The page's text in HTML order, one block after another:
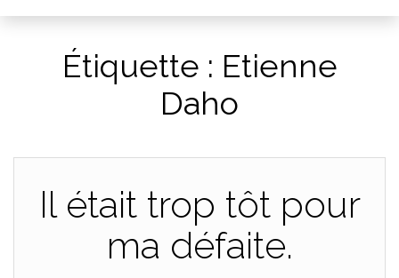
Étiquette : Etienne
Daho
Il était trop tôt pour
ma défaite.